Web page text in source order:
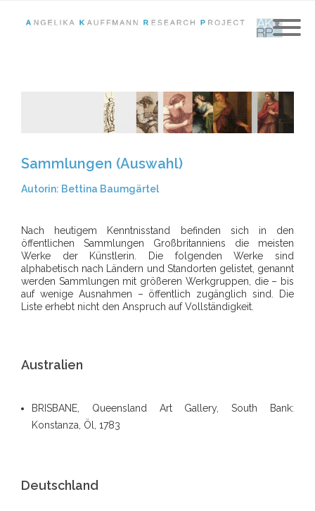
Sammlungen (Auswahl)
Autorin: Bettina Baumgärtel
Nach heutigem Kenntnisstand befinden sich in den
öffentlichen Sammlungen Großbritanniens die meisten
Werke der Künstlerin. Die folgenden Werke sind
alphabetisch nach Ländern und Standorten gelistet, genannt
werden Sammlungen mit größeren Werkgruppen, die – bis
auf wenige Ausnahmen – öffentlich zugänglich sind. Die
Liste erhebt nicht den Anspruch auf Vollständigkeit.
Australien
BRISBANE , Queensland Art Gallery, South Bank:
Konstanza, Öl, 1783
Deutschland